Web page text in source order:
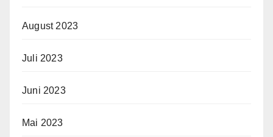
August 2023
Juli 2023
Juni 2023
Mai 2023